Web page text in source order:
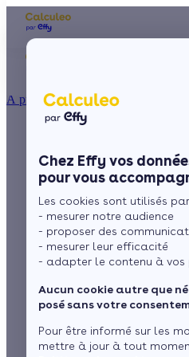
Chez Effy vos
pour vous
Les cookies sont utilisés
- mesurer notre audience
- proposer des
- mesurer leur efficacité
- adapter le contenu à vos
Aucun cookie autre que
posé sans votre
Pour être informé sur les
mettre à jour à tout
À propos
Ma Prime
Le chèque
La TVA
L'éco-prêt
Trouver mes
Poêle à
et aides
2026
Sommaire
1. La Prime Effy pour le